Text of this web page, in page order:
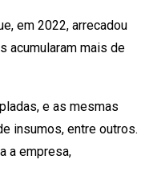
em 2022, arrecadou
acumularam mais de
e as mesmas
insumos, entre outros.
a empresa,